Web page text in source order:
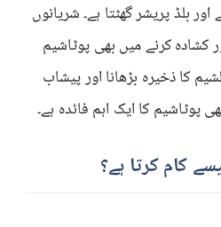
بلڈ پریشر گھٹتا ہے۔ شریانوں
کشادہ کرنے میں بھی پوٹاشیم
کا ذخیرہ بڑھانا اور پیشاب
پوٹاشیم کا ایک اہم فائدہ ہے۔
کام کرتا ہے؟